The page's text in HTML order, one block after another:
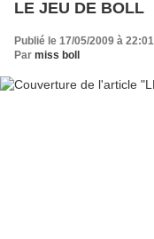
LE JEU DE BOLL
Publié le 17/05/2009 à 22:01
Par miss boll